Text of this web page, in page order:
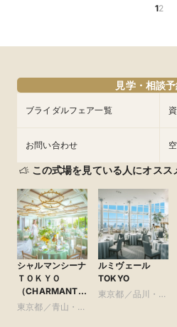
12
見学・相談
ブライダルフェア一覧
お問い合わせ
この式場を見ている人にオスス
シャルマンシーナ
ＴＯＫＹＯ
（CHARMANT
SCENA
東京都／青山・表
ルミヴェール
TOKYO
東京都／品川・目